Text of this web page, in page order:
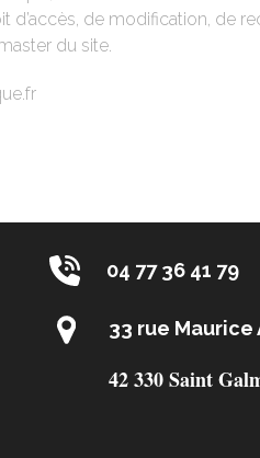
de modification, de
du site.
04 77 36 41 79
33 rue Maurice
42 330 Saint